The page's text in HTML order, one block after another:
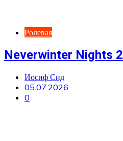
Ролевая
Neverwinter Nights 2
Иосиф Сид
05.07.2026
0